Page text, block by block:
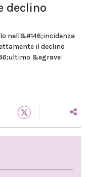
declino
nell&#146;incidenza
il declino
&egrave